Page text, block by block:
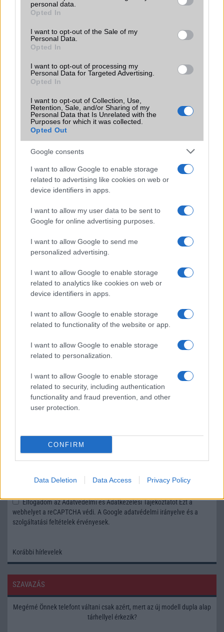
grant or deny consent to Google and its third-party tags to
use your data for below specified purposes in below Google
consent section.
personal data.
Opted In
I want to opt-out of the Sale of my
Personal Data.
Opted In
I want to opt-out of processing my
Personal Data for Targeted Advertising.
Opted In
I want to opt-out of Collection, Use,
Retention, Sale, and/or Sharing of my
Personal Data that Is Unrelated with the
Purposes for which it was collected.
Opted Out
Google consents
I want to allow Google to enable storage
related to advertising like cookies on web or
device identifiers in apps.
I want to allow my user data to be sent to
Google for online advertising purposes.
I want to allow Google to send me
personalized advertising.
I want to allow Google to enable storage
related to analytics like cookies on web or
device identifiers in apps.
I want to allow Google to enable storage
related to functionality of the website or app.
I want to allow Google to enable storage
related to personalization.
I want to allow Google to enable storage
related to security, including authentication
functionality and fraud prevention, and other
user protection.
CONFIRM
Data Deletion Data Access Privacy Policy
Realme
Samsung
Xiaomi
Összes márka
Keressen a telefonboltok ajánlatai között!
TELEFONOK GYORSLISTA
Elfogadom azAdatvédelmi és Adatkezelési TájékoztatótEzt a
webhelyet a reCAPTCHA védi. A Google adatvédelmi irányelve és a
szolgáltatási feltételek érvényesek.
Korábbi hírlevelek
SZAVAZÁS
Megérné Önnek telefont váltani csak azért, mert az új modell dupla alap
tárhellyel érkezik?